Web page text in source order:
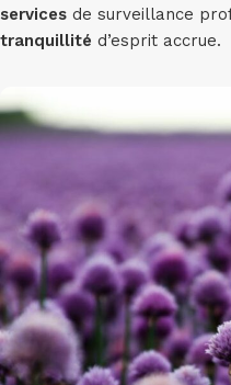
services de surveillance
tranquillité d’esprit accrue.